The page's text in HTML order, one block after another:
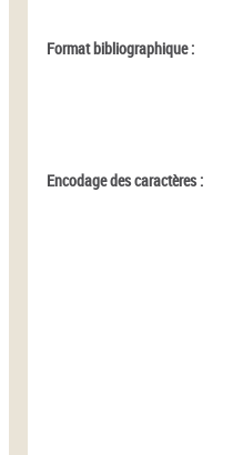
Format bibliographique :
Encodage des caractères :